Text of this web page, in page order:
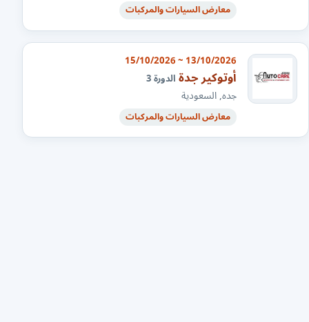
معارض السيارات والمركبات
13/10/2026 ~ 15/10/2026
أوتوكير جدةالدورة 3
جده, السعودية
معارض السيارات والمركبات